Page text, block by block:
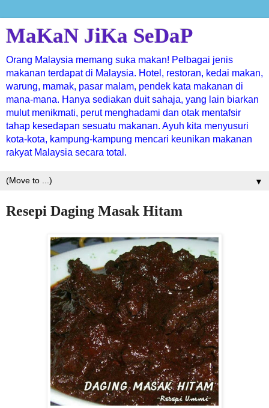
MaKaN JiKa SeDaP
Orang Malaysia memang suka makan! Pelbagai jenis
makanan terdapat di Malaysia. Hotel, restoran, kedai makan,
warung, mamak, pasar malam, pendek kata makanan di
mana-mana. Hanya sediakan duit sahaja, yang lain biarkan
mulut menikmati, perut menghadami dan otak mentafsir
tahap kesedapan sesuatu makanan. Ayuh kita menyusuri
kota-kota, kampung-kampung mencari keunikan makanan
rakyat Malaysia secara total.
▼
Resepi Daging Masak Hitam